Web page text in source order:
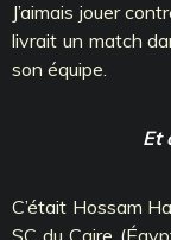
J’aimais jouer
livrait un match
son équipe.
Et
C’était Hossam